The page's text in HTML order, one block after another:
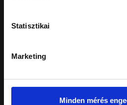
Statisztikai
Marketing
Minden mérés
jellegűek, nem minősülnek ajánlattételnek.
Konkrét, személyreszabott ajánlatokért fordulj
márkakereskedéseinkhez.